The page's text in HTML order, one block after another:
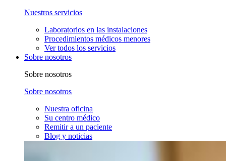
Nuestros servicios
Laboratorios en las instalaciones
Procedimientos médicos menores
Ver todos los servicios
Sobre nosotros
Sobre nosotros
Sobre nosotros
Nuestra oficina
Su centro médico
Remitir a un paciente
Blog y noticias